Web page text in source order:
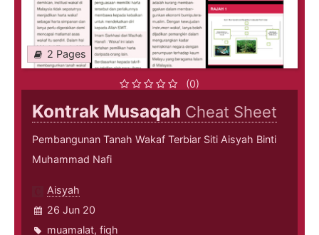
2 Pages
(0)
Kontrak Musaqah Cheat Sheet
Pembangunan Tanah Wakaf Terbiar Siti Aisyah Binti
Muhammad Nafi
Aisyah
26 Jun 20
muamalat, fiqh